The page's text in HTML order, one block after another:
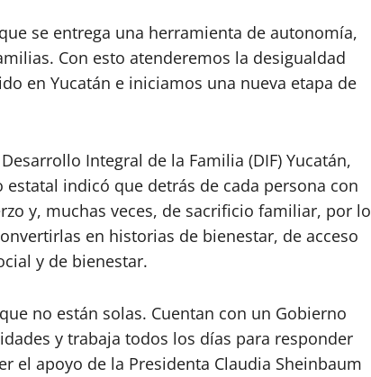
se entrega una herramienta de autonomía,
Con esto atenderemos la desigualdad
en Yucatán e iniciamos una nueva etapa de
Integral de la Familia (DIF) Yucatán,
indicó que detrás de cada persona con
y, muchas veces, de sacrificio familiar, por lo
en historias de bienestar, de acceso
y de bienestar.
no están solas. Cuentan con un Gobierno
y trabaja todos los días para responder
el apoyo de la Presidenta Claudia Sheinbaum